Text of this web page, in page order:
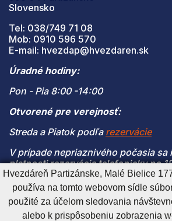
Slovensko
Tel: 038/749 71 08
Mob: 0910 596 570
E-mail: hvezdap@hvezdaren.sk
Úradné hodiny:
Pon - Pia 8:00 -14:00
Otvorené pre verejnosť:
Streda a Piatok podľa rezervácie
V prípade nepriaznivého počasia sa
platnosti rezervácie telefonicky po
(V prípade naplnenia kapacity je
možný len s platnou rezerváciou)
Hvezdáreň Partizánske, Malé Bielice
používa na tomto webovom sídle
použité za účelom sledovania
alebo k prispôsobeniu zobrazenia